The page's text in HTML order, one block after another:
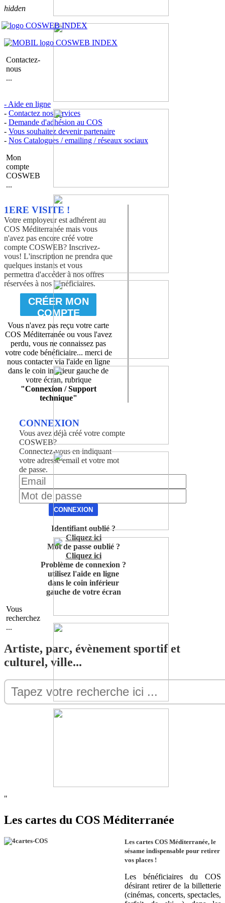
hidden
Contactez-
nous
...
- Aide en ligne
- Contactez nos services
- Demande d'adhésion au COS
- Vous souhaitez devenir partenaire
- Nos Catalogues / emailing / réseaux sociaux
Mon
compte
COSWEB
...
1ERE VISITE !
Votre employeur est adhérent au
COS Méditerranée mais vous
n'avez pas encore créé votre
compte COSWEB? Inscrivez-
vous! L'inscription ne prendra que
quelques instants et vous
permettra d'accéder à nos offres
réservées à nos bénéficiaires.
CRÉER MON
COMPTE
Vous n'avez pas reçu votre carte
COS Méditerranée ou vous l'avez
perdu, vous ne connaissez pas
votre code bénéficiaire... merci de
nous contacter via l'aide en ligne
dans le coin inférieur gauche de
votre écran, rubrique
"Connexion / Support
technique"
CONNEXION
Vous avez déjà créé votre compte
COSWEB?
Connectez-vous en indiquant
votre adresse email et votre mot
de passe.
CONNEXION
Identifiant oublié ?
Cliquez ici
Mot de passe oublié ?
Cliquez ici
Problème de connexion ?
utilisez l'aide en ligne
dans le coin inférieur
gauche de votre écran
Vous
recherchez
...
Artiste, parc, évènement sportif et
culturel, ville...
"
Les cartes du COS Méditerranée
Les cartes COS Méditerranée, le
sésame indispensable pour retirer
vos places !
Les bénéficiaires du COS
désirant retirer de la billetterie
(cinémas, concerts, spectacles,